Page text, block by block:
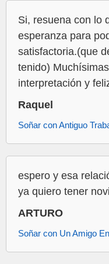
Si, resuena con lo
esperanza para
satisfactoria.(que
tenido)
interpretación y
Raquel
Soñar con Antiguo
espero y esa
ya quiero tener
ARTURO
Soñar con Un Amigo